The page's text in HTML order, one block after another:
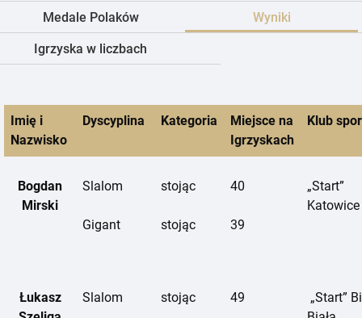
Medale Polaków Wyniki
Igrzyska w liczbach
Imię i
Nazwisko
Dyscyplina Kategoria
Miejsce na
Igrzyskach
Klub
Bogdan
Mirski
Slalom
Gigant
stojąc
stojąc
40
39
„Start”
Katowice
Łukasz
Slalom stojąc 49 „Start”